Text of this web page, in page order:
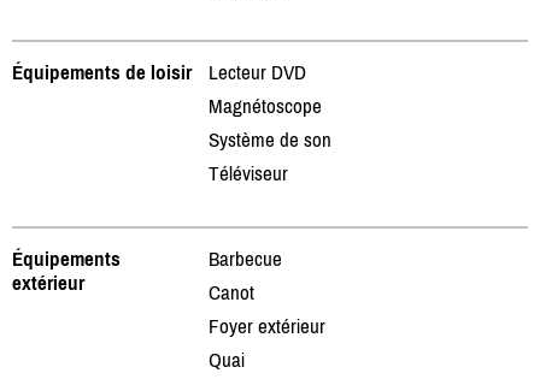
Équipements de loisir
Lecteur DVD
Magnétoscope
Système de son
Téléviseur
Équipements
extérieur
Barbecue
Canot
Foyer extérieur
Quai